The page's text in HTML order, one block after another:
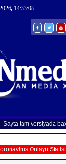
, 14:33:09
Sayta tam versiyada
Onlayn